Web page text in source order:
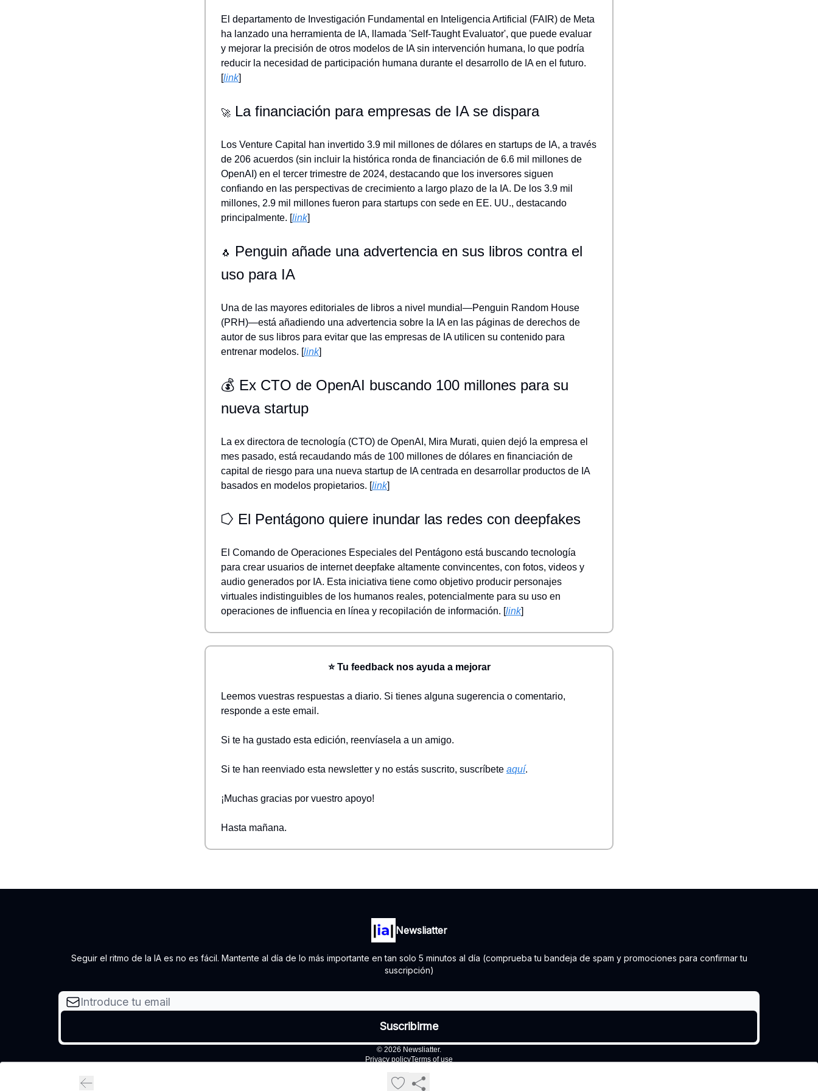
El departamento de Investigación Fundamental en Inteligencia Artificial (FAIR) de Meta
ha lanzado una herramienta de IA, llamada 'Self-Taught Evaluator', que puede evaluar
y mejorar la precisión de otros modelos de IA sin intervención humana, lo que podría
reducir la necesidad de participación humana durante el desarrollo de IA en el futuro.
[link]
🚀 La financiación para empresas de IA se dispara
Los Venture Capital han invertido 3.9 mil millones de dólares en startups de IA, a través
de 206 acuerdos (sin incluir la histórica ronda de financiación de 6.6 mil millones de
OpenAI) en el tercer trimestre de 2024, destacando que los inversores siguen
confiando en las perspectivas de crecimiento a largo plazo de la IA. De los 3.9 mil
millones, 2.9 mil millones fueron para startups con sede en EE. UU., destacando
principalmente. [link]
🐧
Penguin añade una advertencia en sus libros contra el
uso para IA
Una de las mayores editoriales de libros a nivel mundial—Penguin Random House
(PRH)—está añadiendo una advertencia sobre la IA en las páginas de derechos de
autor de sus libros para evitar que las empresas de IA utilicen su contenido para
entrenar modelos. [link]
💰 Ex CTO de OpenAI buscando 100 millones para su
nueva startup
La ex directora de tecnología (CTO) de OpenAI, Mira Murati, quien dejó la empresa el
mes pasado, está recaudando más de 100 millones de dólares en financiación de
capital de riesgo para una nueva startup de IA centrada en desarrollar productos de IA
basados en modelos propietarios. [link]
⭔ El Pentágono quiere inundar las redes con deepfakes
El Comando de Operaciones Especiales del Pentágono está buscando tecnología
para crear usuarios de internet deepfake altamente convincentes, con fotos, videos y
audio generados por IA. Esta iniciativa tiene como objetivo producir personajes
virtuales indistinguibles de los humanos reales, potencialmente para su uso en
operaciones de influencia en línea y recopilación de información. [link]
⭐ Tu feedback nos ayuda a mejorar
Leemos vuestras respuestas a diario. Si tienes alguna sugerencia o comentario,
responde a este email.
Si te ha gustado esta edición, reenvíasela a un amigo.
Si te han reenviado esta newsletter y no estás suscrito, suscríbete aquí.
¡Muchas gracias por vuestro apoyo!
Hasta mañana.
Newsliatter
Seguir el ritmo de la IA es no es fácil. Mantente al día de lo más importante en tan solo 5 minutos al día (comprueba tu bandeja de spam y promociones para confirmar tu
suscripción)
© 2026 Newsliatter.
Privacy policyTerms of use
Powered by beehiiv